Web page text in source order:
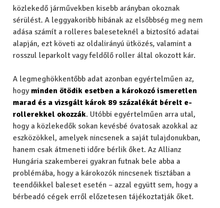
közlekedő járművekben kisebb arányban okoznak
sérülést. A leggyakoribb hibának az elsőbbség meg nem
adása számít a rolleres baleseteknél a biztosító adatai
alapján, ezt követi az oldalirányú ütközés, valamint a
rosszul leparkolt vagy feldőlő roller által okozott kár.
A legmeghökkentőbb adat azonban egyértelműen az,
hogy minden ötödik esetben a károkozó ismeretlen
marad és a vizsgált károk 89 százalékát bérelt e-
rollerekkel okozzák. Utóbbi egyértelműen arra utal,
hogy a közlekedők sokan kevésbé óvatosak azokkal az
eszközökkel, amelyek nincsenek a saját tulajdonukban,
hanem csak átmeneti időre bérlik őket. Az Allianz
Hungária szakemberei gyakran futnak bele abba a
problémába, hogy a károkozók nincsenek tisztában a
teendőikkel baleset esetén – azzal együtt sem, hogy a
bérbeadó cégek erről előzetesen tájékoztatják őket.